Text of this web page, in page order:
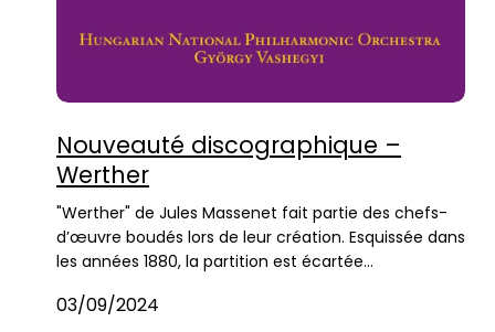
Nouveauté discographique –
Werther
"Werther" de Jules Massenet fait partie des chefs-
d’œuvre boudés lors de leur création. Esquissée dans
les années 1880, la partition est écartée…
03/09/2024